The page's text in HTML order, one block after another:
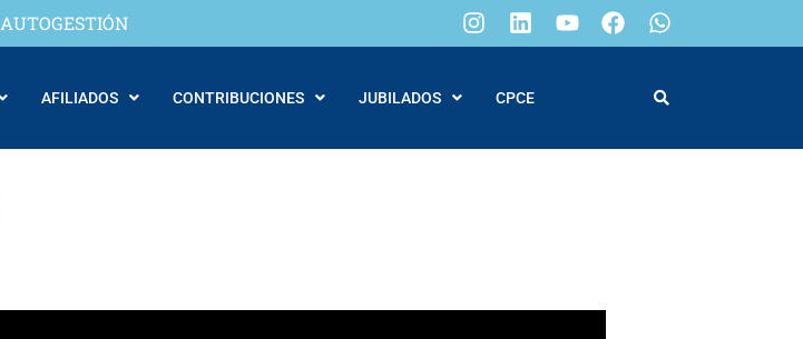
AUTOGESTIÓN
AFILIADOS CONTRIBUCIONES JUBILADOS CPCE